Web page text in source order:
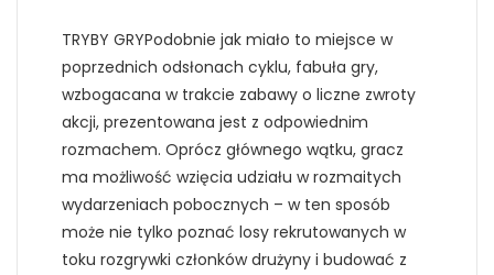
TRYBY GRYPodobnie jak miało to miejsce w
poprzednich odsłonach cyklu, fabuła gry,
wzbogacana w trakcie zabawy o liczne zwroty
akcji, prezentowana jest z odpowiednim
rozmachem. Oprócz głównego wątku, gracz
ma możliwość wzięcia udziału w rozmaitych
wydarzeniach pobocznych – w ten sposób
może nie tylko poznać losy rekrutowanych w
toku rozgrywki członków drużyny i budować z